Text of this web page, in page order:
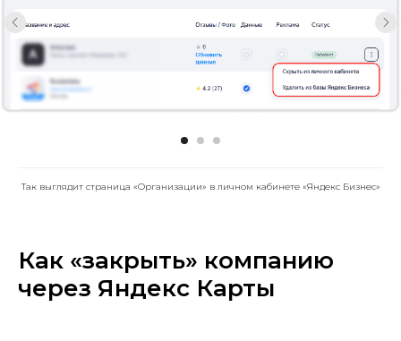
Так выглядит страница «Организации» в личном кабинете «Яндекс Бизнес»
Как «закрыть» компанию
через Яндекс Карты